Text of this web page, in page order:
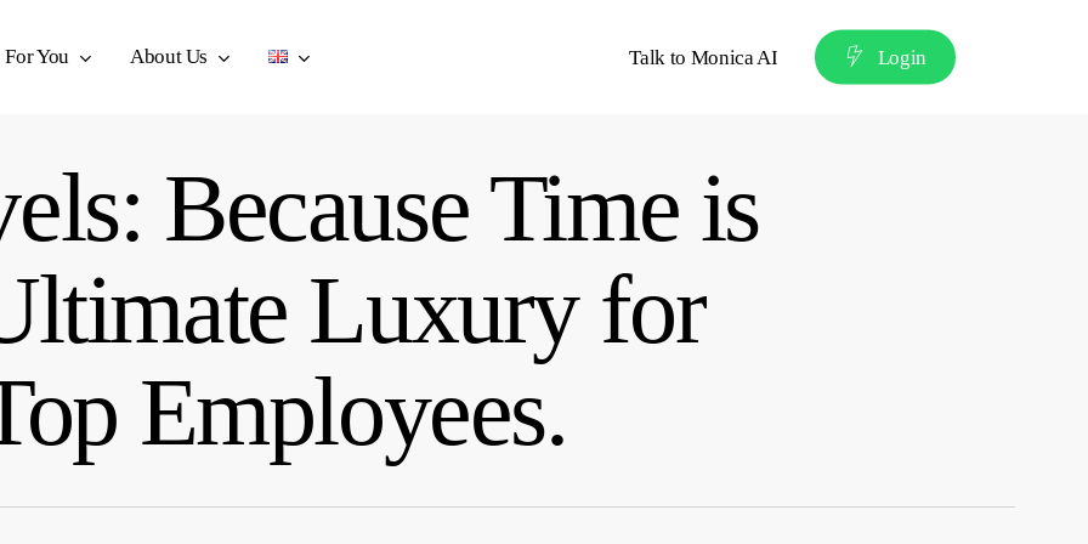
For You About Us Talk to Monica AI Login
Because Time is
Luxury for
Employees.